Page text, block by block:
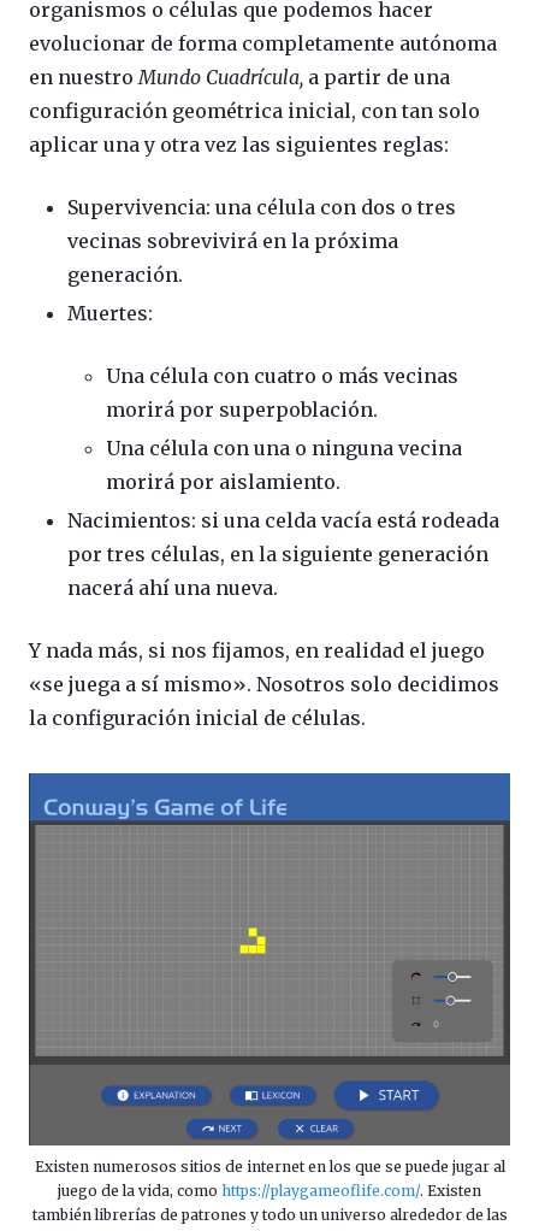
organismos o células que podemos hacer
evolucionar de forma completamente autónoma
en nuestro Mundo Cuadrícula, a partir de una
configuración geométrica inicial, con tan solo
aplicar una y otra vez las siguientes reglas:
Supervivencia: una célula con dos o tres
vecinas sobrevivirá en la próxima
generación.
Muertes:
Una célula con cuatro o más vecinas
morirá por superpoblación.
Una célula con una o ninguna vecina
morirá por aislamiento.
Nacimientos: si una celda vacía está rodeada
por tres células, en la siguiente generación
nacerá ahí una nueva.
Y nada más, si nos fijamos, en realidad el juego
«se juega a sí mismo». Nosotros solo decidimos
la configuración inicial de células.
Existen numerosos sitios de internet en los que se puede jugar al
juego de la vida, como https://playgameoflife.com/. Existen
también librerías de patrones y todo un universo alrededor de las